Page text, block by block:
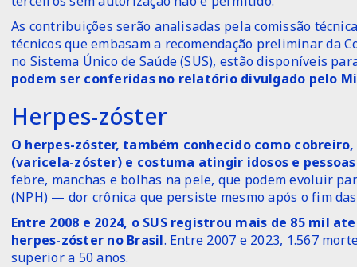
As contribuições serão analisadas pela comissão
técnicos que embasam a recomendação preliminar da
no Sistema Único de Saúde (SUS), estão disponíveis
podem ser conferidas no relatório divulgado pelo
Herpes-zóster
O herpes-zóster, também conhecido como
(varicela-zóster) e costuma atingir idosos e
febre, manchas e bolhas na pele, que podem evoluir
(NPH) — dor crônica que persiste mesmo após o fim
Entre 2008 e 2024, o SUS registrou mais de 85 mil
herpes-zóster no Brasil. Entre 2007 e 2023, 1.567
superior a 50 anos.